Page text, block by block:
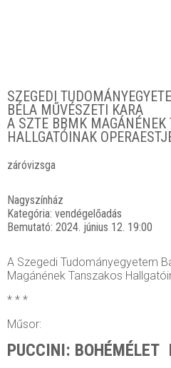
SZEGEDI
BÉLA MŰVÉSZETI KARA
A SZTE BBMK MAGÁNÉNEK
HALLGATÓINAK
záróvizsga
Nagyszínház
Kategória: vendégelőadás
Bemutató: 2024. június 12. 19:00
A Szegedi Tudományegyetem
Magánének Tanszakos
* * *
Műsor:
PUCCINI: BOHÉMÉLET